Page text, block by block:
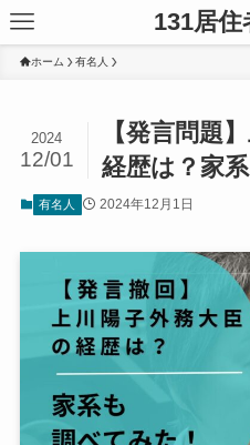
131居
ホーム 有名人
【発言問題
経歴は？家
2024
12/01
有名人 2024年12月1日